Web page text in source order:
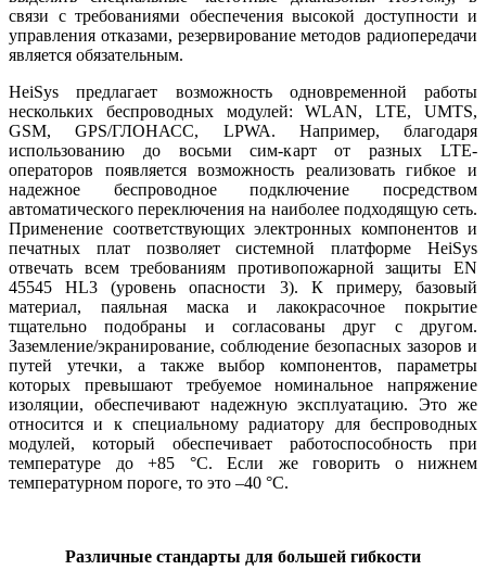
связи с требованиями обеспечения высокой доступности и
управления отказами, резервирование методов радиопередачи
является обязательным.
HeiSys предлагает возможность одновременной работы
нескольких беспроводных модулей: WLAN, LTE, UMTS,
GSM, GPS/ГЛОНАСС, LPWA. Например, благодаря
использованию до восьми сим-карт от разных LTE-
операторов появляется возможность реализовать гибкое и
надежное беспроводное подключение посредством
автоматического переключения на наиболее подходящую сеть.
Применение соответствующих электронных компонентов и
печатных плат позволяет системной платформе HeiSys
отвечать всем требованиям противопожарной защиты EN
45545 HL3 (уровень опасности 3). К примеру, базовый
материал, паяльная маска и лакокрасочное покрытие
тщательно подобраны и согласованы друг с другом.
Заземление/экранирование, соблюдение безопасных зазоров и
путей утечки, а также выбор компонентов, параметры
которых превышают требуемое номинальное напряжение
изоляции, обеспечивают надежную эксплуатацию. Это же
относится и к специальному радиатору для беспроводных
модулей, который обеспечивает работоспособность при
температуре до +85 °C. Если же говорить о нижнем
температурном пороге, то это –40 °C.
Различные стандарты для большей гибкости